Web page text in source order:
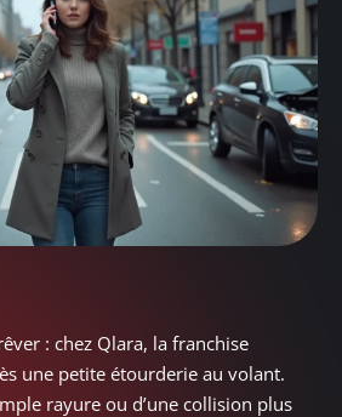
: chez Qlara, la franchise
une petite étourderie au volant.
rayure ou d’une collision plus